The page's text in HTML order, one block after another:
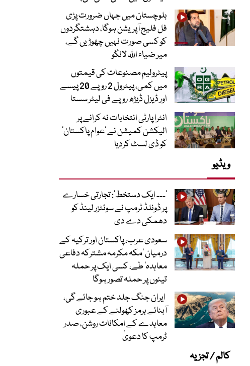
بلوچستان میں جہاں ضرورت پڑی
فل فلیج آپریشن ہوگا، دہشتگردوں
کو کسی صورت نہیں چھوڑیں گے،
میر ضیاء اللہ لانگو
پیٹرولیم مصنوعات کی قیمتوں
میں کمی، پیٹرول 2 روپے 20 پیسے
اور ڈیزل ڈیڑھ روپے فی لیٹر سستا
انٹرا پارٹی انتخابات نہ کرانے پر
الیکشن کمیشن نے ’عوام پاکستان‘
کو ڈی لسٹ کردیا
ویڈیو
’۔۔۔ ایک دستخط‘: تجارتی خسارے
پر ڈونلڈ ٹرمپ نے سوئٹزر لینڈ کو
دھمکی دے دی
سعودی عرب، پاکستان اور ترکیہ کے
درمیان ’مکہ مکرمہ مشترکہ دفاعی
معاہدہ‘ طے، کسی ایک پر حملہ
تینوں پر حملہ تصور ہوگا
ایران جنگ جلد ختم ہو جائے گی،
آبنائے ہرمز کھولنے کے عبوری
معاہدے کے امکانات روشن، صدر
ٹرمپ کا دعویٰ
کالم / تجزیہ